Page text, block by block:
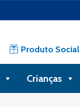
Produto Social
Crianças